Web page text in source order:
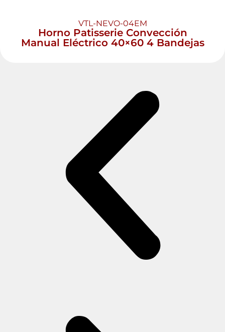
VTL-NEVO-04EM
Horno Patisserie Convección
Manual Eléctrico 40×60 4 Bandejas